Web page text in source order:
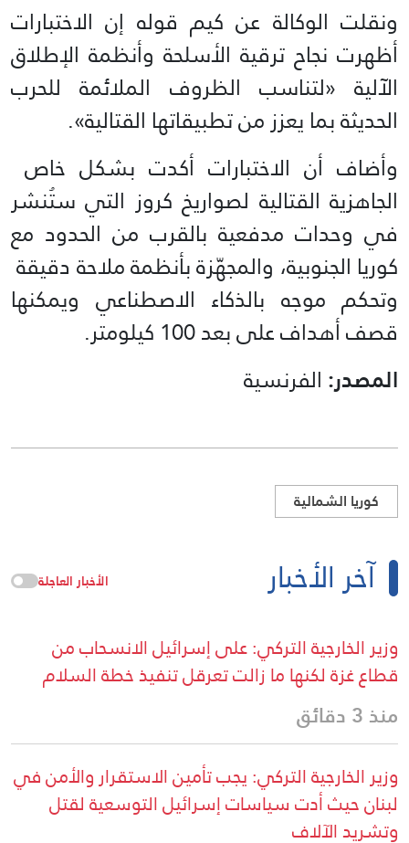
ونقلت الوكالة عن كيم قوله إن الاختبارات
أظهرت نجاح ​ترقية الأسلحة ​وأنظمة الإطلاق
⁠الآلية «لتناسب الظروف الملائمة للحرب
الحديثة بما يعزز من تطبيقاتها القتالية».
وأضاف ​أن الاختبارات أكدت بشكل خاص ​
الجاهزية ⁠القتالية لصواريخ كروز التي ستُنشر
في وحدات مدفعية بالقرب من الحدود مع
كوريا ⁠الجنوبية، ​والمجهّزة بأنظمة ملاحة دقيقة ​
وتحكم موجه بالذكاء الاصطناعي ويمكنها
قصف أهداف على ​بعد 100 كيلومتر.
المصدر: الفرنسية
كوريا الشمالية
آخر الأخبار الأخبار العاجلة
وزير الخارجية التركي: على إسرائيل الانسحاب من
قطاع غزة لكنها ما زالت تعرقل تنفيذ خطة السلام
منذ 3 دقائق
وزير الخارجية التركي: يجب تأمين الاستقرار والأمن في
لبنان حيث أدت سياسات إسرائيل التوسعية لقتل
وتشريد الآلاف